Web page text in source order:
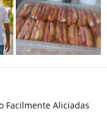
Facilmente Aliciadas